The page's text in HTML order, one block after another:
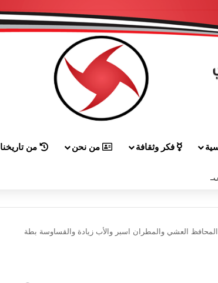
فكر وثقافة من نحن من تاريخنا
هيكل مهنئاً بمناسبة عيد الجيش
العشي والمطران اسبر والأب زيادة والقساوسة بطة